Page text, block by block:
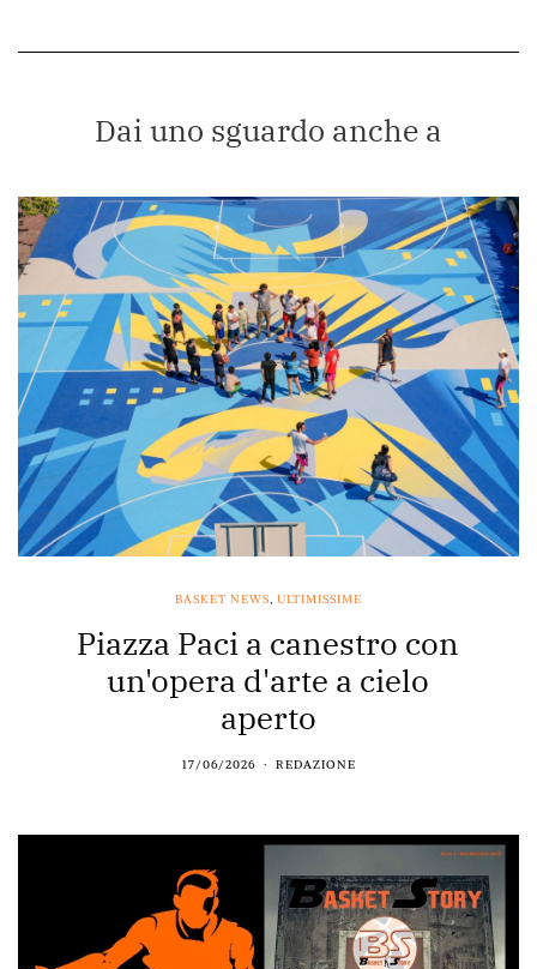
Dai uno sguardo anche a
BASKET NEWS, ULTIMISSIME
Piazza Paci a canestro con
un'opera d'arte a cielo
aperto
17/06/2026 REDAZIONE